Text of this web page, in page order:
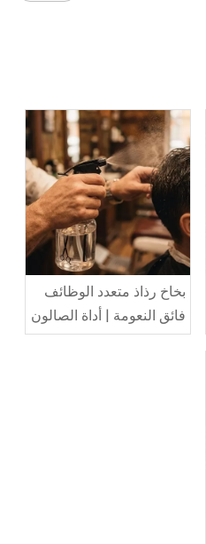
بخاخ رذاذ متعدد الوظائف
فائق النعومة | أداة الصالون
والمنزل ثنائية الأغراض